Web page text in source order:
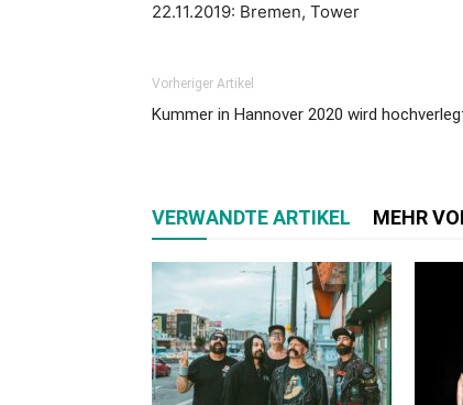
22.11.2019: Bremen, Tower
Vorheriger Artikel
Kummer in Hannover 2020 wird
VERWANDTE ARTIKEL MEHR